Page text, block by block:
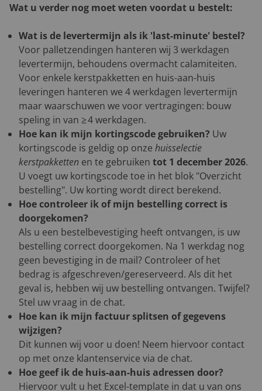
Wat u verder nog moet weten voordat u bestelt:
Wat is de levertermijn als ik 'last-minute' bestel?
Voor palletzendingen hanteren wij 3 werkdagen
levertermijn, behoudens overmacht calamiteiten.
Voor enkele kerstpakketten en huis-aan-huis
leveringen hanteren we 4 werkdagen levertermijn
maar waarschuwen we voor vertragingen: bouw
speling in van ≥ 4 werkdagen.
Hoe kan ik mijn kortingscode gebruiken? Uw
kortingscode is geldig op onze huisselectie
kerstpakketten en te gebruiken tot 1 december 2026.
U voegt uw kortingscode toe in het blok "Overzicht
bestelling". Uw korting wordt direct berekend.
Hoe controleer ik of mijn bestelling correct is
doorgekomen?
Als u een bestelbevestiging heeft ontvangen, is uw
bestelling correct doorgekomen. Na 1 werkdag nog
geen bevestiging in de mail? Controleer of het
bedrag is afgeschreven/gereserveerd. Als dit het
geval is, hebben wij uw bestelling ontvangen. Twijfel?
Stel uw vraag in de chat.
Hoe kan ik mijn factuur splitsen of gegevens
wijzigen?
Dit kunnen wij voor u doen! Neem hiervoor contact
op met onze klantenservice via de chat.
Hoe geef ik de huis-aan-huis adressen door?
Hiervoor vult u het Excel-template in dat u van ons